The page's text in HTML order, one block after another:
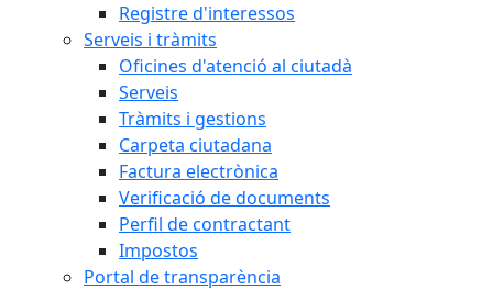
Registre d'interessos
Serveis i tràmits
Oficines d'atenció al ciutadà
Serveis
Tràmits i gestions
Carpeta ciutadana
Factura electrònica
Verificació de documents
Perfil de contractant
Impostos
Portal de transparència